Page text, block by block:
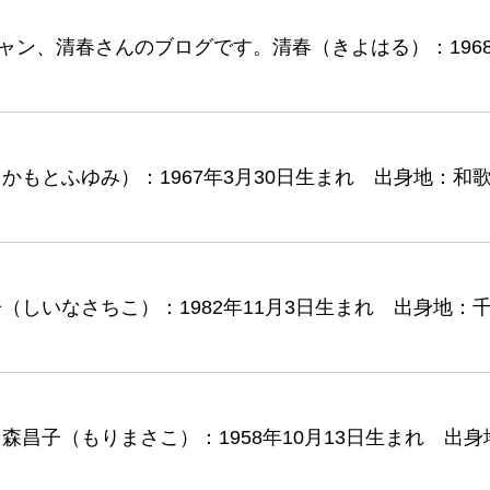
ン、清春さんのブログです。清春（きよはる）：
もとふゆみ）：1967年3月30日生まれ 出身地：和
しいなさちこ）：1982年11月3日生まれ 出身地：
昌子（もりまさこ）：1958年10月13日生まれ 出